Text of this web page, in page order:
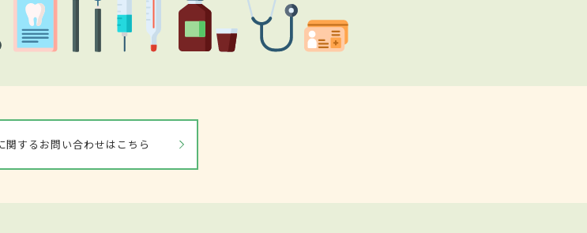
関するお問い合わせはこちら